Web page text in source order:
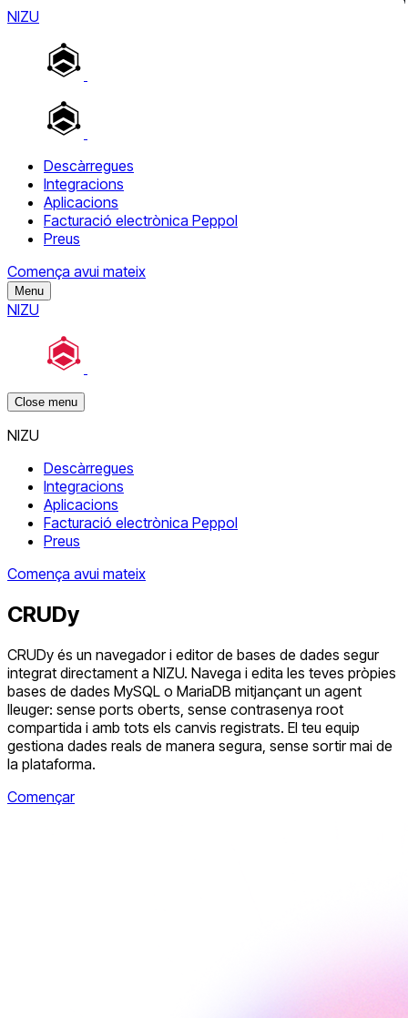
NIZU
Descàrregues
Integracions
Aplicacions
Facturació electrònica Peppol
Preus
Comença avui mateix
Menu
NIZU
Close menu
NIZU
Descàrregues
Integracions
Aplicacions
Facturació electrònica Peppol
Preus
Comença avui mateix
CRUDy
CRUDy és un navegador i editor de bases de dades segur
integrat directament a NIZU. Navega i edita les teves pròpies
bases de dades MySQL o MariaDB mitjançant un agent
lleuger: sense ports oberts, sense contrasenya root
compartida i amb tots els canvis registrats. El teu equip
gestiona dades reals de manera segura, sense sortir mai de
la plataforma.
Començar